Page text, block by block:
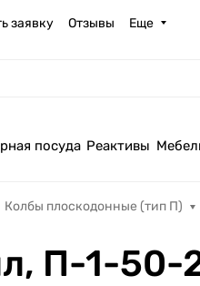
заявку Отзывы Еще
посуда Реактивы
Колбы плоскодонные (тип П)
П-1-50-